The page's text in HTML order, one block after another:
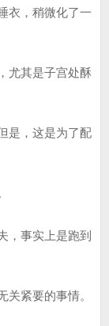
衣，稍微化了一
尤其是子宫处酥
是，这是为了配
，事实上是跑到
紧要的事情。